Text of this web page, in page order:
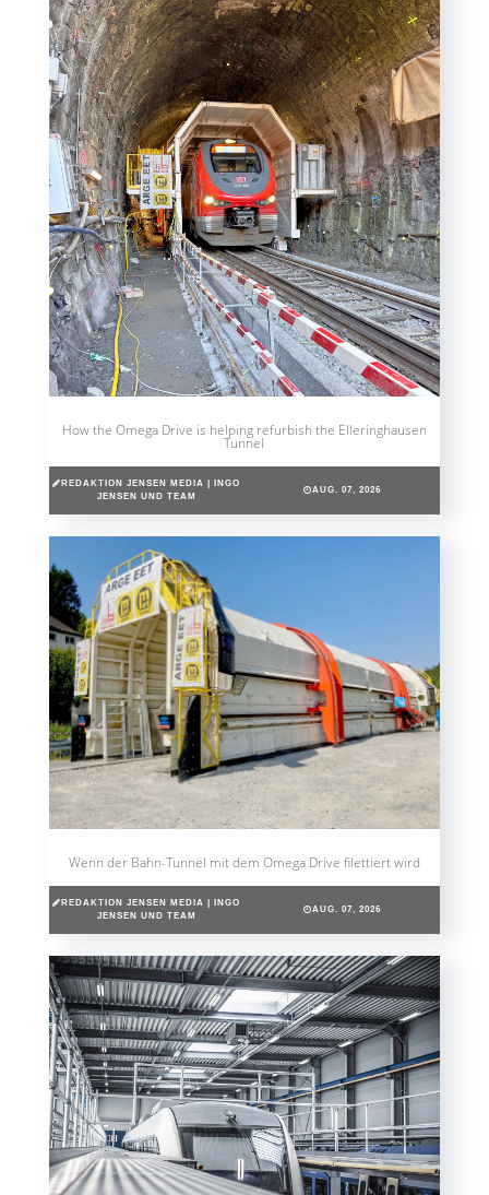
How the Omega Drive is helping refurbish the Elleringhausen
Tunnel
REDAKTION JENSEN MEDIA | INGO
JENSEN UND TEAM
AUG. 07, 2026
Wenn der Bahn-Tunnel mit dem Omega Drive filettiert wird
REDAKTION JENSEN MEDIA | INGO
JENSEN UND TEAM
AUG. 07, 2026